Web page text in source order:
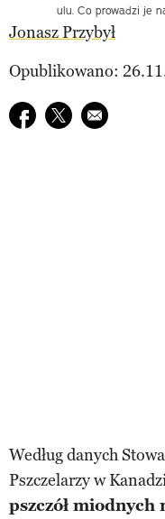
ulu. Co prowadzi je
Jonasz Przybył
Opublikowano:
Udostępnij na
Udostępnij na
E-mail do
Według danych
Pszczelarzy w
pszczół miodnych